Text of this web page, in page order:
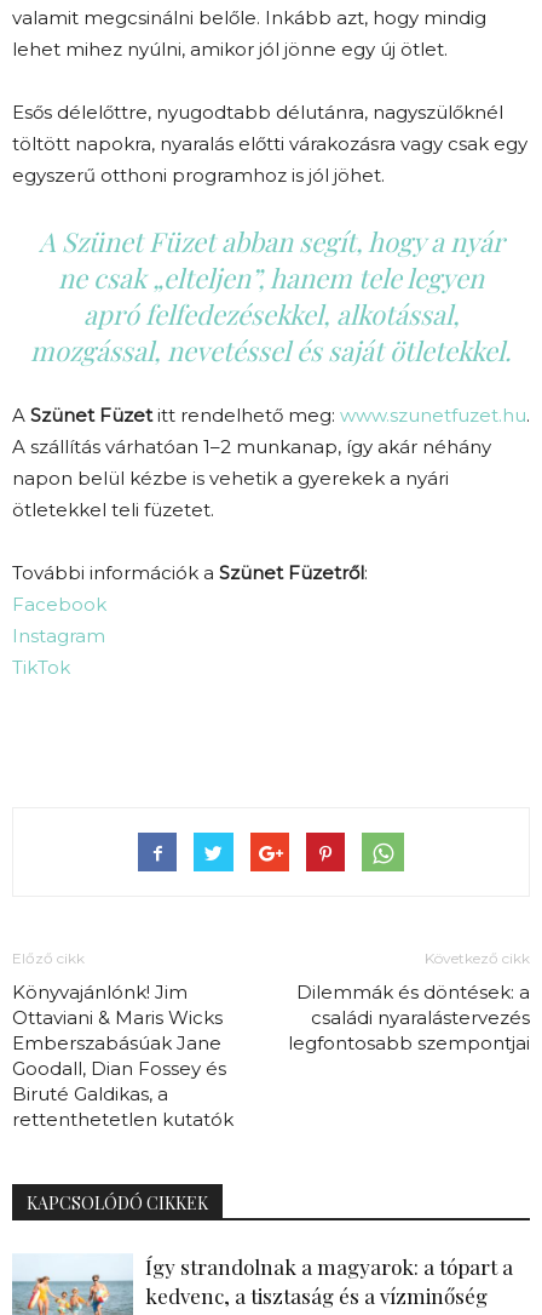
valamit megcsinálni belőle. Inkább azt, hogy mindig
lehet mihez nyúlni, amikor jól jönne egy új ötlet.
Esős délelőttre, nyugodtabb délutánra, nagyszülőknél
töltött napokra, nyaralás előtti várakozásra vagy csak egy
egyszerű otthoni programhoz is jól jöhet.
A Szünet Füzet abban segít, hogy a nyár
ne csak „elteljen”, hanem tele legyen
apró felfedezésekkel, alkotással,
mozgással, nevetéssel és saját ötletekkel.
A Szünet Füzetitt rendelhető meg: www.szunetfuzet.hu.
A szállítás várhatóan 1–2 munkanap, így akár néhány
napon belül kézbe is vehetik a gyerekek a nyári
ötletekkel teli füzetet.
További információk a Szünet Füzetről:
Facebook
Instagram
TikTok
Előző cikk
Könyvajánlónk! Jim
Ottaviani & Maris Wicks
Emberszabásúak Jane
Goodall, Dian Fossey és
Biruté Galdikas, a
rettenthetetlen kutatók
Következő cikk
Dilemmák és döntések: a
családi nyaralástervezés
legfontosabb szempontjai
KAPCSOLÓDÓ CIKKEK
Így strandolnak a magyarok: a tópart a
kedvenc, a tisztaság és a vízminőség